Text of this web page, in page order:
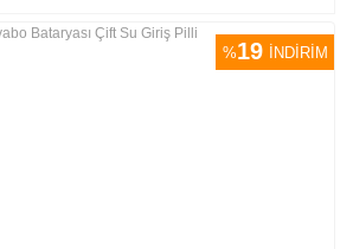
%19 İNDİRİM